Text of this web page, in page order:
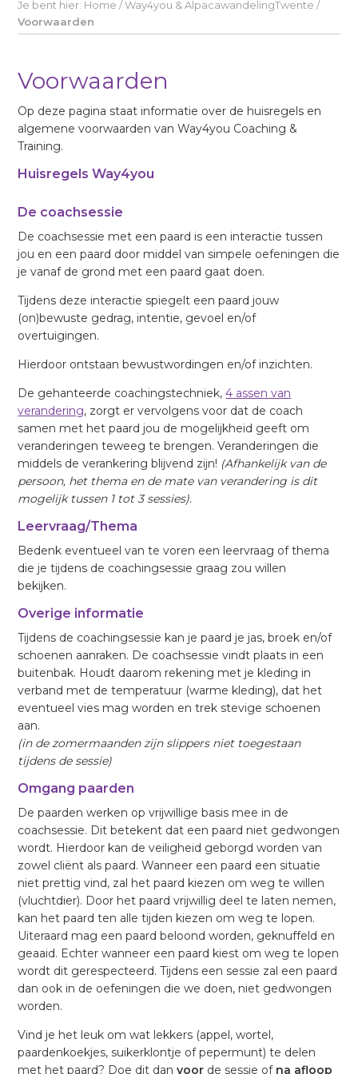
Je bent hier: Home /Way4you & AlpacawandelingTwente /
Voorwaarden
Voorwaarden
Op deze pagina staat informatie over de huisregels en
algemene voorwaarden van Way4you Coaching &
Training.
Huisregels Way4you
De coachsessie
De coachsessie met een paard is een interactie tussen
jou en een paard door middel van simpele oefeningen die
je vanaf de grond met een paard gaat doen.
Tijdens deze interactie spiegelt een paard jouw
(on)bewuste gedrag, intentie, gevoel en/of
overtuigingen.
Hierdoor ontstaan bewustwordingen en/of inzichten.
De gehanteerde coachingstechniek,4 assen van
verandering, zorgt er vervolgens voor dat de coach
samen met het paard jou de mogelijkheid geeft om
veranderingen teweeg te brengen. Veranderingen die
middels de verankering blijvend zijn! (Afhankelijk van de
persoon, het thema en de mate van verandering is dit
mogelijk tussen 1 tot 3 sessies).
Leervraag/Thema
Bedenk eventueel van te voren een leervraag of thema
die je tijdens de coachingsessie graag zou willen
bekijken.
Overige informatie
Tijdens de coachingsessie kan je paard je jas, broek en/of
schoenen aanraken. De coachsessie vindt plaats in een
buitenbak. Houdt daarom rekening met je kleding in
verband met de temperatuur (warme kleding), dat het
eventueel vies mag worden en trek stevige schoenen
aan.
(in de zomermaanden zijn slippers niet toegestaan
tijdens de sessie)
Omgang paarden
De paarden werken op vrijwillige basis mee in de
coachsessie. Dit betekent dat een paard niet gedwongen
wordt. Hierdoor kan de veiligheid geborgd worden van
zowel cliënt als paard. Wanneer een paard een situatie
niet prettig vind, zal het paard kiezen om weg te willen
(vluchtdier). Door het paard vrijwillig deel te laten nemen,
kan het paard ten alle tijden kiezen om weg te lopen.
Uiteraard mag een paard beloond worden, geknuffeld en
geaaid. Echter wanneer een paard kiest om weg te lopen
wordt dit gerespecteerd. Tijdens een sessie zal een paard
dan ook in de oefeningen die we doen, niet gedwongen
worden.
Vind je het leuk om wat lekkers (appel, wortel,
paardenkoekjes, suikerklontje of pepermunt) te delen
met het paard? Doe dit danvoor de sessie of na afloop